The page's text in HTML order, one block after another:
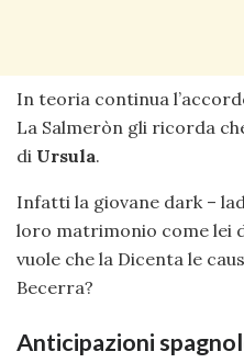
In teoria continua
La Salmeròn gli ricorda
di Ursula.
Infatti la giovane dark –
loro matrimonio come lei
vuole che la Dicenta le
Becerra?
Anticipazioni